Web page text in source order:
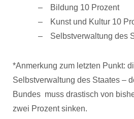
Bildung 10 Prozent
Kunst und Kultur 10
Selbstverwaltung des
*Anmerkung zum letzten Punkt:
Selbstverwaltung des Staates –
Bundes muss drastisch von
zwei Prozent sinken.